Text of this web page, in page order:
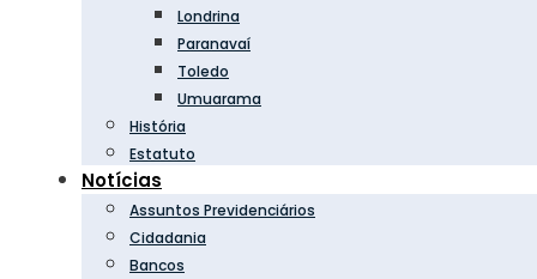
Londrina
Paranavaí
Toledo
Umuarama
História
Estatuto
Notícias
Assuntos Previdenciários
Cidadania
Bancos